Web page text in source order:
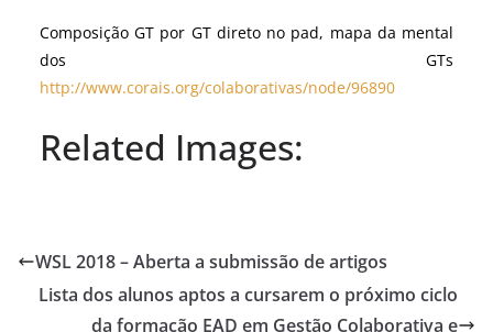
Composição GT por GT direto no pad, mapa da mental
dos GTs
http://www.corais.org/colaborativas/node/96890
Related Images:
WSL 2018 – Aberta a submissão de artigos
Lista dos alunos aptos a cursarem o próximo ciclo
da formação EAD em Gestão Colaborativa e